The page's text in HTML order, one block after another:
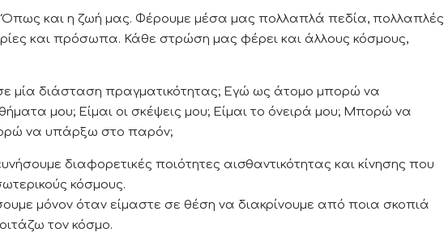
και η ζωή μας. Φέρουμε μέσα μας πολλαπλά πεδία, πολλαπλές
και πρόσωπα. Κάθε στρώση μας φέρει και άλλους κόσμους,
μία διάσταση πραγματικότητας; Εγώ ως άτομο μπορώ να
μου; Είμαι οι σκέψεις μου; Είμαι το όνειρά μου; Mπορώ να
να υπάρξω στο παρόν;
διαφορετικές ποιότητες αισθαντικότητας και κίνησης που
κόσμους.
μόνον όταν είμαστε σε θέση να διακρίνουμε από ποια σκοπιά
τον κόσμο.